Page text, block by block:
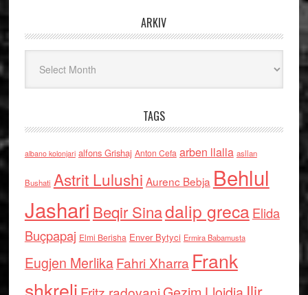
ARKIV
TAGS
albano kolonjari alfons Grishaj Anton Cefa arben llalla asllan
Bushati Astrit Lulushi Aurenc Bebja Behlul
Jashari Beqir Sinadalip grecaElida
Buçpapaj Elmi Berisha Enver Bytyci Ermira Babamusta
Eugjen MerlikaFahri Xharra Frank